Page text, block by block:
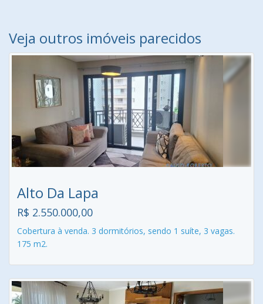
Veja outros imóveis parecidos
Alto Da Lapa
R$ 2.550.000,00
Cobertura à venda. 3 dormitórios, sendo 1 suíte, 3 vagas.
175 m2.